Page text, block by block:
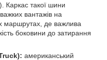
Каркас такої шини
вантажів на
маршрутах, де важлива
боковини до затирання
американський